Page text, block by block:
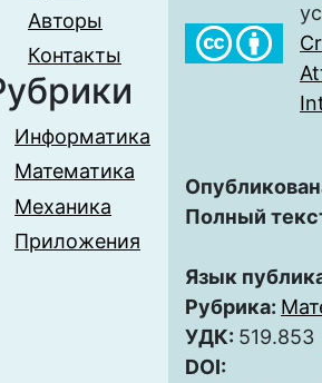
Авторы
Контакты
Информатика
Математика
Механика
Приложения
Полный
Язык
Рубрика:
УДК: 519.853
DOI: